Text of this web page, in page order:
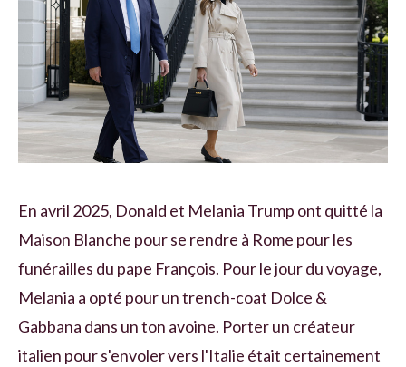
En avril 2025, Donald et Melania Trump ont quitté la
Maison Blanche pour se rendre à Rome pour les
funérailles du pape François. Pour le jour du voyage,
Melania a opté pour un trench-coat Dolce &
Gabbana dans un ton avoine. Porter un créateur
italien pour s'envoler vers l'Italie était certainement